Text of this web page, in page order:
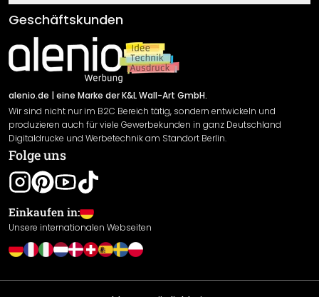
Klebe- und Montageanleitungen
Newsletter An-/Abmeldung
Sendungsverfolgung
AGB
Impressum
Versand & Zahlung
Rücksendung
Widerrufsrecht
Datenschutzerklärung
Gewährleistung
Leistungserklärung / CE-Zeichen
Cookie Einstellungen
Geschäftskunden
alenio.de | eine Marke der K&L Wall-Art GmbH.
Wir sind nicht nur im B2C Bereich tätig, sondern entwickeln und
produzieren auch für viele Gewerbekunden in ganz Deutschland
Digitaldrucke und Werbetechnik am Standort Berlin.
Folge uns
Einkaufen in:
Unsere internationalen Webseiten